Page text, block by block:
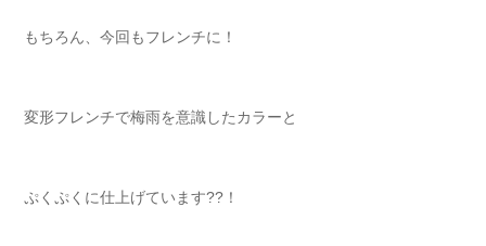
もちろん、今回もフレンチに！
変形フレンチで梅雨を意識したカラーと
ぷくぷくに仕上げています??！